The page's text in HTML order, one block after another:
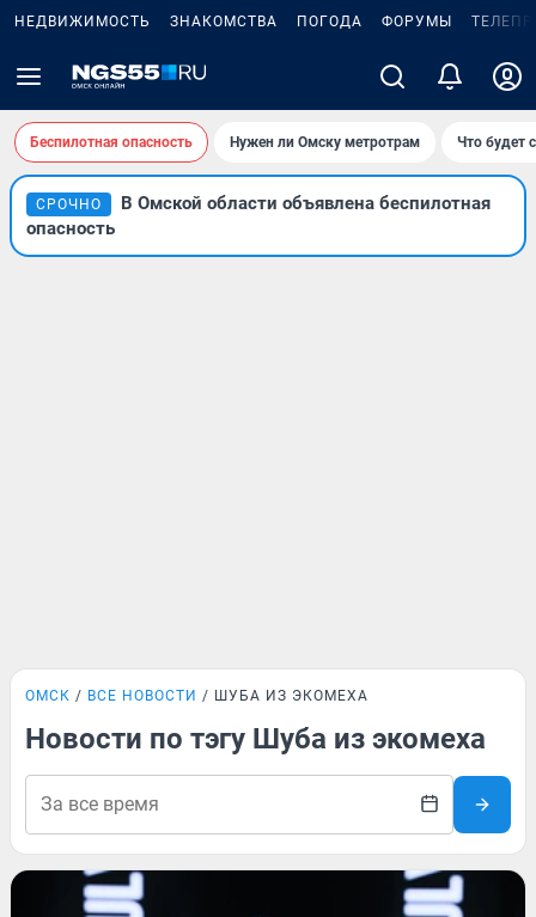
НЕДВИЖИМОСТЬ ЗНАКОМСТВА ПОГОДА ФОРУМЫ
Беспилотная опасность Нужен ли Омску метротрам Что будет
СРОЧНО
В Омской области объявлена беспилотная
опасность
ОМСК ВСЕ НОВОСТИ ШУБА ИЗ ЭКОМЕХА
Новости по тэгу Шуба из экомеха